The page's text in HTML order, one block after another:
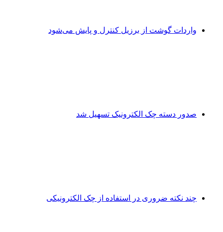
واردات گوشت از برزیل کنترل و پایش می‌شود
صدور دسته چک الکترونیک تسهیل شد
چند نکته ضروری در استفاده از چک الکترونیکی